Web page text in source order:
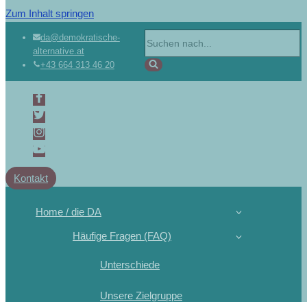
Zum Inhalt springen
da@demokratische-
alternative.at
+43 664 313 46 20
Kontakt
Home / die DA
Häufige Fragen (FAQ)
Unterschiede
Unsere Zielgruppe